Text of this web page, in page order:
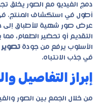
دمج الفيديو مع الصور يخلق
أطول في استكشاف المنتج.
عرض صور شهية للأطباق إلى
التقديم أو تحضير الطعام،
الأسلوب يرفع من جودة تصوير
في جذب الانتباه.
إبراز التفاصيل
من خلال الجمع بين الصور